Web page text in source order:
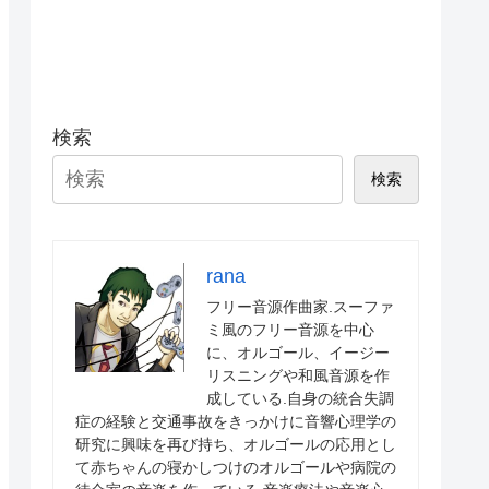
検索
検索
rana
フリー音源作曲家.スーファ
ミ風のフリー音源を中心
に、オルゴール、イージー
リスニングや和風音源を作
成している.自身の統合失調
症の経験と交通事故をきっかけに音響心理学の
研究に興味を再び持ち、オルゴールの応用とし
て赤ちゃんの寝かしつけのオルゴールや病院の